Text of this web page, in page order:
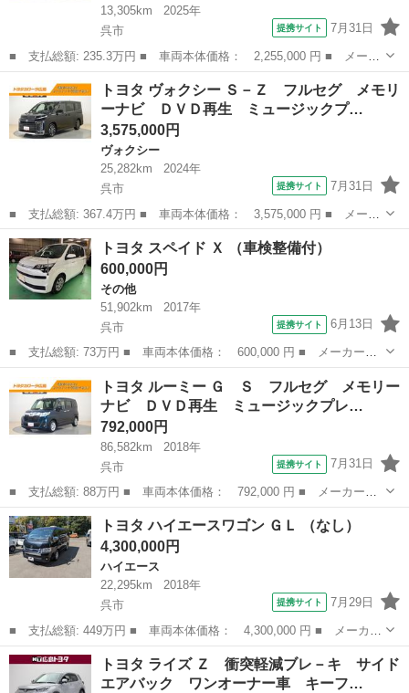
13,305km
2025年
呉市
提携サイト 7月31日
■ 支払総額: 235.3万円 ■ 車両本体価格： 2,255,000 円 ■ メーカ
ー名： トヨタ ■ 車種名： ライズ ■ グレード名： Ｚ フルセ
グ ミュージックプレイヤー接続可 バックカメラ 衝突被害軽減シ
ステム ...
呉市 トヨタ
トヨタ ヴォクシー Ｓ－Ｚ フルセグ メモリ
ーナビ ＤＶＤ再生 ミュージックプ…
3,575,000円
ヴォクシー
25,282km
2024年
呉市
提携サイト 7月31日
■ 支払総額: 367.4万円 ■ 車両本体価格： 3,575,000 円 ■ メーカ
ー名： トヨタ ■ 車種名： ヴォクシー ■ グレード名： Ｓ－
Ｚ フルセグ メモリーナビ ＤＶＤ再生 ミュージックプレイヤー
接続可 バ...
広島 呉市 ヴォクシー
トヨタ スペイド Ｘ （車検整備付）
600,000円
その他
51,902km
2017年
呉市
提携サイト 6月13日
■ 支払総額: 73万円 ■ 車両本体価格： 600,000 円 ■ メーカー
名： トヨタ ■ 車種名： スペイド ■ グレード名： Ｘ ■ 排気
量： 1500cc ■ ドア枚数： 4D ■ ミッション： CVT ■ 店舗...
呉市 その他
トヨタ ルーミー Ｇ Ｓ フルセグ メモリー
ナビ ＤＶＤ再生 ミュージックプレ…
792,000円
86,582km
2018年
呉市
提携サイト 7月31日
■ 支払総額: 88万円 ■ 車両本体価格： 792,000 円 ■ メーカー
名： トヨタ ■ 車種名： ルーミー ■ グレード名： Ｇ Ｓ フ
ルセグ メモリーナビ ＤＶＤ再生 ミュージックプレイヤー接続
可 バックカメラ ...
広島 呉市 トヨタ
トヨタ ハイエースワゴン ＧＬ （なし）
4,300,000円
ハイエース
22,295km
2018年
呉市
提携サイト 7月29日
■ 支払総額: 449万円 ■ 車両本体価格： 4,300,000 円 ■ メーカー
名： トヨタ ■ 車種名： ハイエースワゴン ■ グレード名： Ｇ
Ｌ ■ 排気量： 2700cc ■ ドア枚数： 4D ■ ミッション： ...
広島 呉市 ハイエース
トヨタ ライズ Ｚ 衝突軽減ブレ－キ サイド
エアバック ワンオーナー車 キーフ…